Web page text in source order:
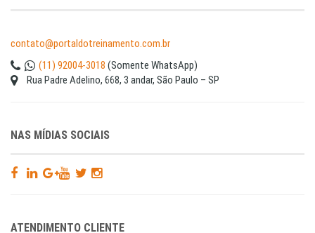
contato@portaldotreinamento.com.br
(11) 92004-3018 (Somente WhatsApp)
Rua Padre Adelino, 668, 3 andar, São Paulo – SP
NAS MÍDIAS SOCIAIS
ATENDIMENTO CLIENTE